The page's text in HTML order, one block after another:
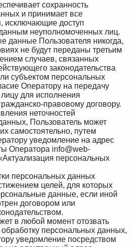
сохранность
и принимает все
исключающие доступ
неуполномоченных лиц.
данные Пользователя никогда,
не будут переданы третьим
случаев, связанных
законодательства
субъектом персональных
Оператору на передачу
для исполнения
правовому договору.
неточностей
Пользователь может
самостоятельно, путем
уведомление на адрес
Оператора info@web-
персональных
персональных данных
целей, для которых
данные, если иной
договором или
в любой момент отозвать
обработку персональных данных,
уведомление посредством